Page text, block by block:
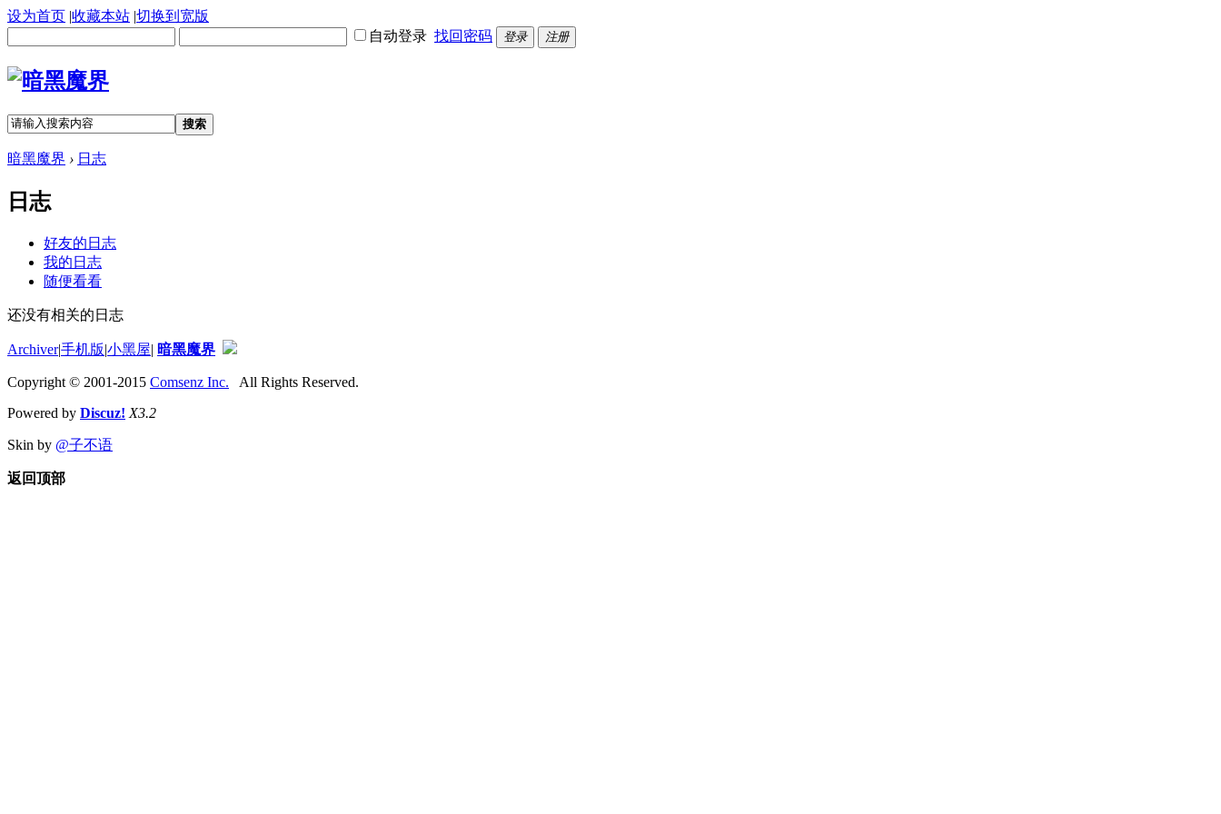
设为首页 |收藏本站 |切换到宽版
自动登录 找回密码 登录 注册
搜索
暗黑魔界 › 日志
日志
好友的日志
我的日志
随便看看
还没有相关的日志
Archiver|手机版|小黑屋| 暗黑魔界
Copyright © 2001-2015 Comsenz Inc. All Rights Reserved.
Powered by Discuz! X3.2
Skin by @子不语
返回顶部